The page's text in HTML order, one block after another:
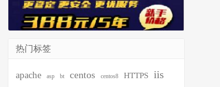
热门标签
apache asp bt centos centos8 HTTPS iis